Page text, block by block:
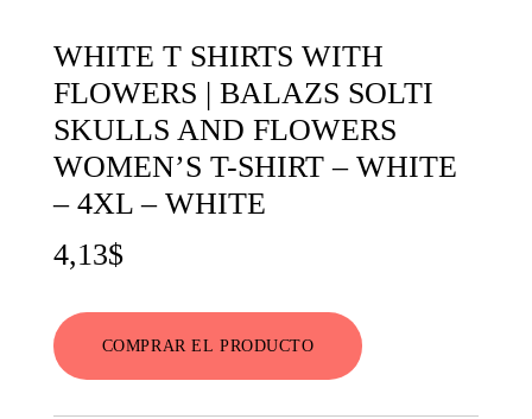
WHITE T SHIRTS WITH
FLOWERS | BALAZS SOLTI
SKULLS AND FLOWERS
WOMEN’S T-SHIRT – WHITE
– 4XL – WHITE
4,13$
COMPRAR EL PRODUCTO